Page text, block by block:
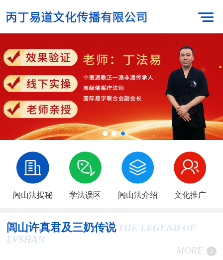
闾山法揭秘 学法误区 闾山法介绍 文化推广
闾山许真君及三奶传说 THE LEGEND OF
LVSHAN
MORE